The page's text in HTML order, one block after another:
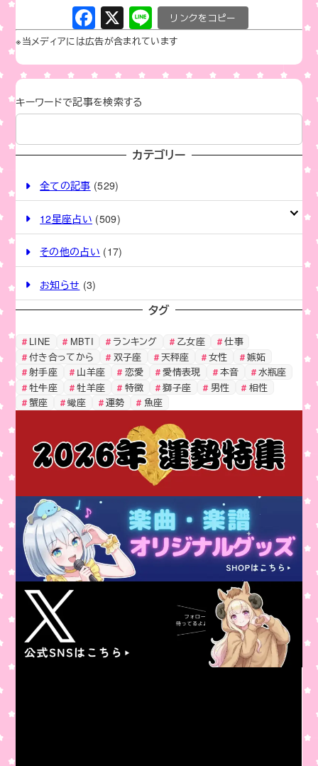
F
a
c
e
b
o
k
X Li
n
e
C
o
p
y
Li
k
※当メディアには広告が含まれています
キーワードで記事を検索する
カテゴリー
全ての記事 (529)
12星座占い (509)
その他の占い (17)
お知らせ (3)
タグ
LINE MBTI ランキング 乙女座
仕事
付き合ってから
双子座 天秤座 女性
嫉妬
射手座
山羊座 恋愛 愛情表現 本音
水瓶座
牡牛座
牡羊座 特徴 獅子座 男性
相性
蟹座
蠍座 運勢 魚座